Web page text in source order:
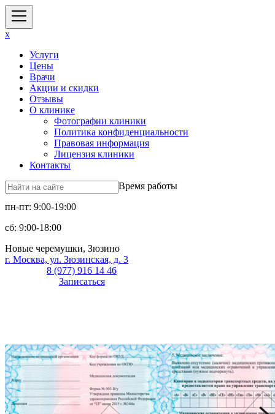
x
Услуги
Цены
Врачи
Акции и скидки
Отзывы
О клинике
Фотографии клиники
Политика конфиденциальности
Правовая информация
Лицензия клиники
Контакты
Время работы
пн-пт: 9:00-19:00
сб: 9:00-18:00
Новые черемушки, Зюзино
г. Москва, ул. Зюзинская, д. 3
8 (977) 916 14 46
Записаться